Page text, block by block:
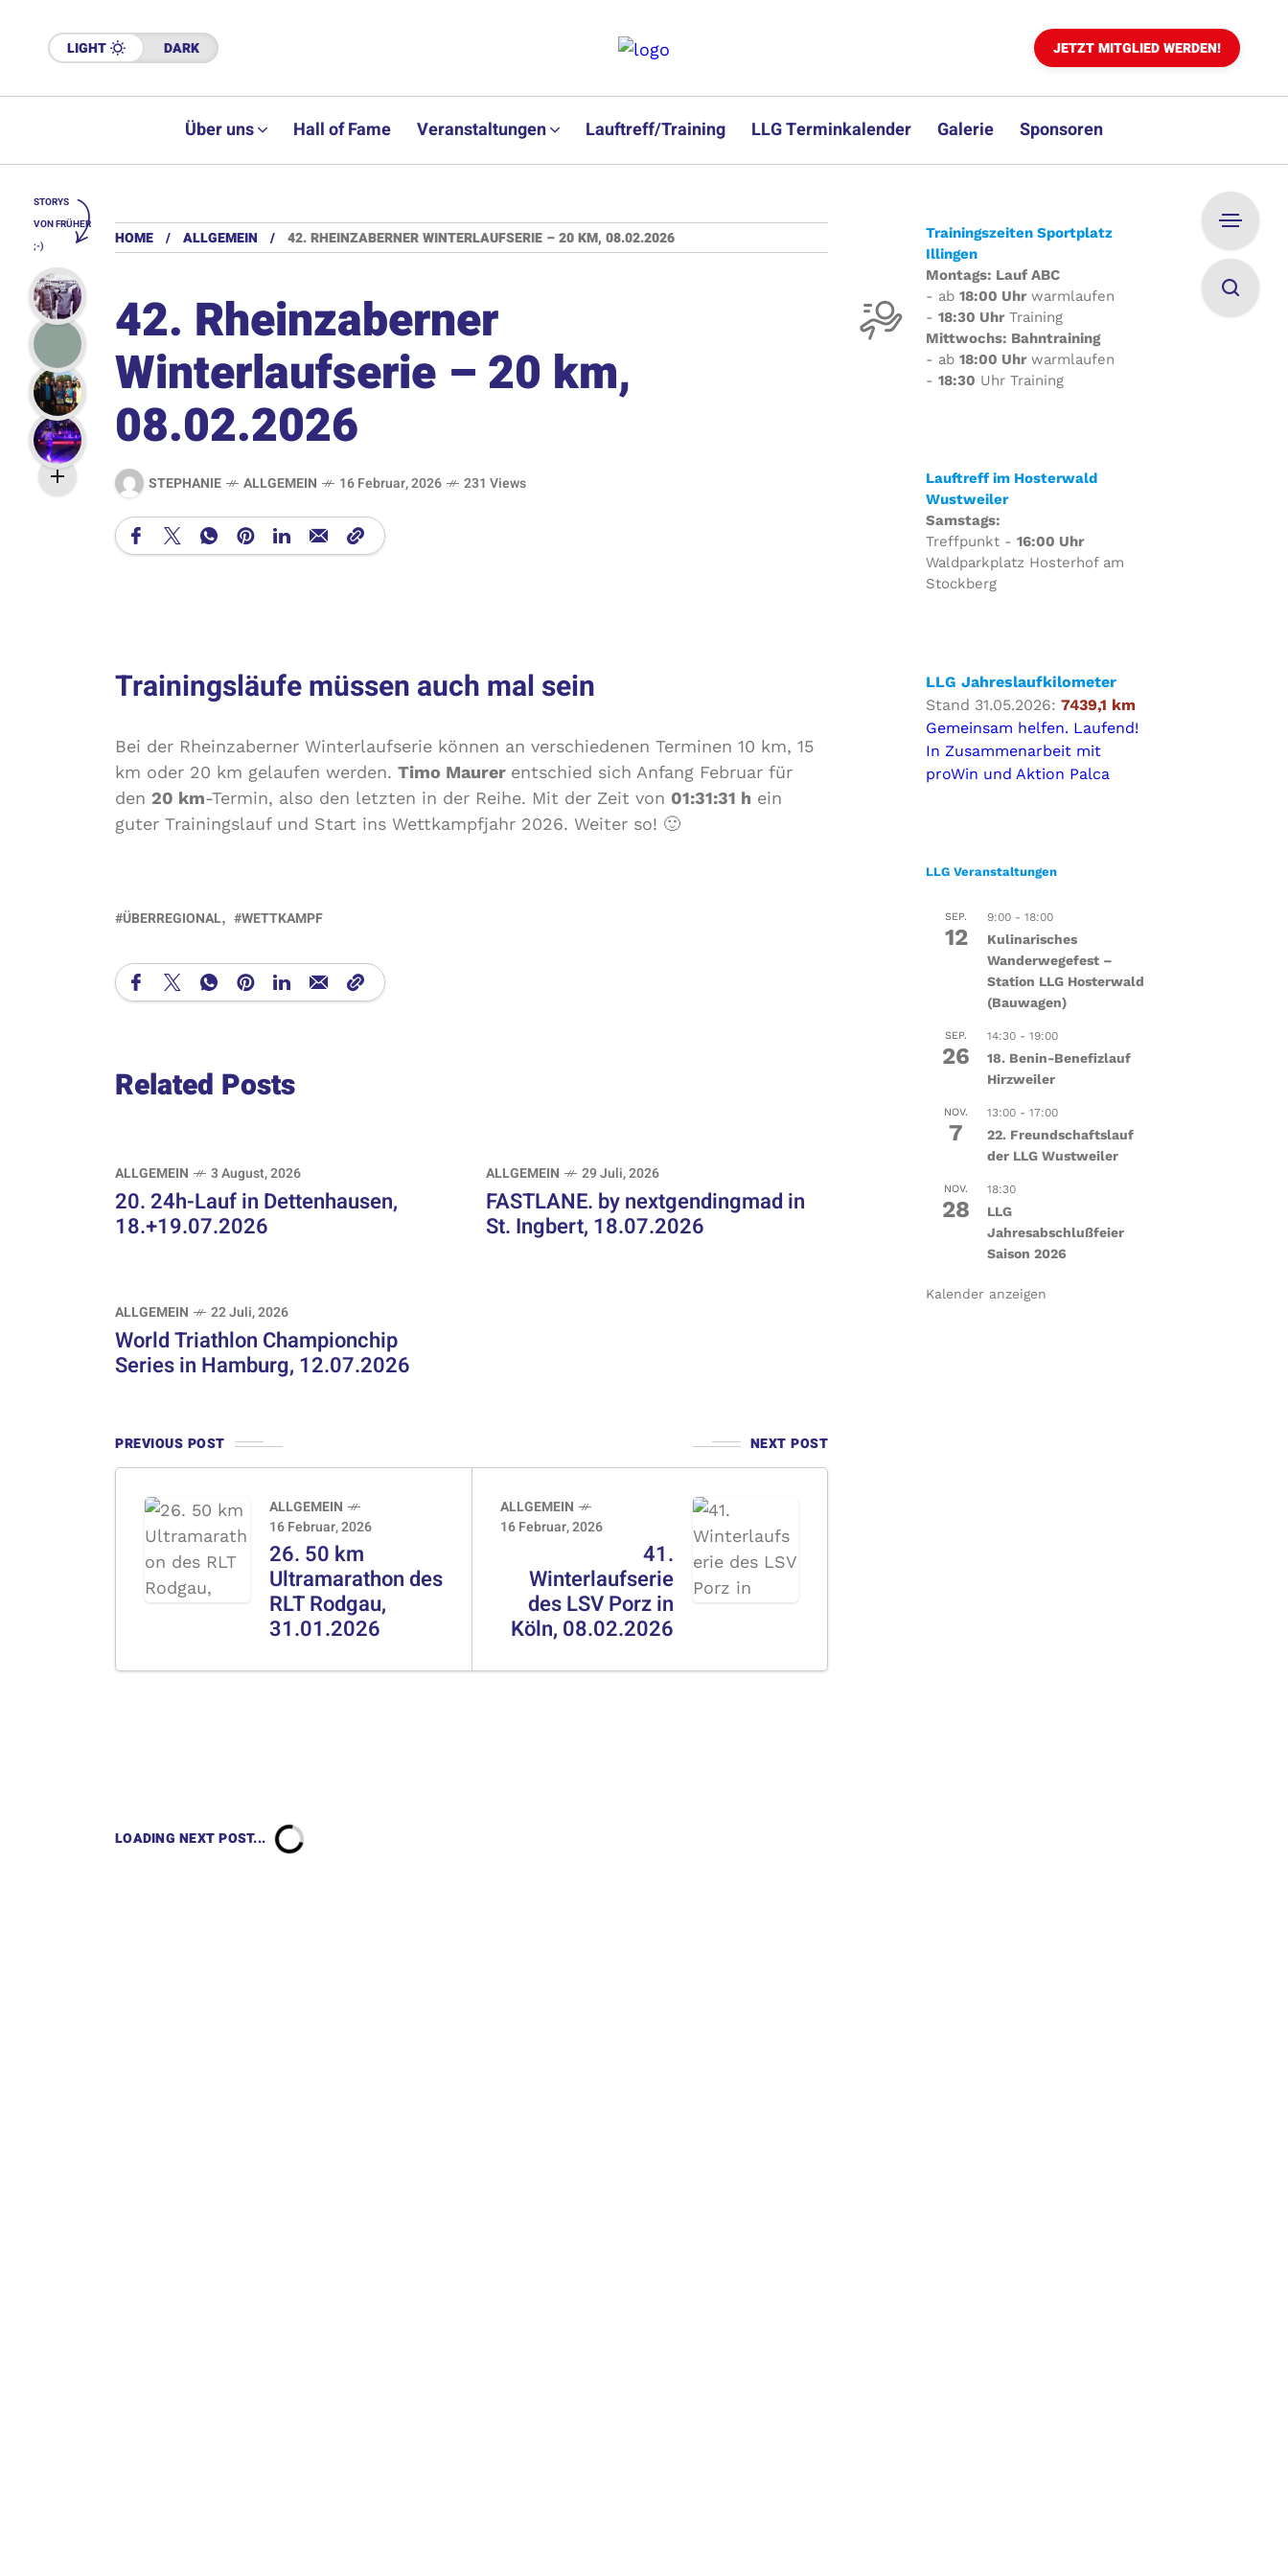
LIGHT DARK JETZT MITGLIED WERDEN!
Über uns Hall of Fame Veranstaltungen Lauftreff/Training LLG Terminkalender Galerie Sponsoren
HOME ALLGEMEIN 42. RHEINZABERNER WINTERLAUFSERIE – 20 KM, 08.02.2026
42. Rheinzaberner
Winterlaufserie – 20 km,
08.02.2026
STEPHANIE ALLGEMEIN 16 Februar, 2026 231 Views
Trainingsläufe müssen auch mal sein
Bei der Rheinzaberner Winterlaufserie können an verschiedenen Terminen 10 km, 15
km oder 20 km gelaufen werden. Timo Maurer entschied sich Anfang Februar für
den 20 km-Termin, also den letzten in der Reihe. Mit der Zeit von 01:31:31 h ein
guter Trainingslauf und Start ins Wettkampfjahr 2026. Weiter so! 🙂
ÜBERREGIONAL WETTKAMPF
Related Posts
ALLGEMEIN 3 August, 2026
20. 24h-Lauf in Dettenhausen,
18.+19.07.2026
ALLGEMEIN 29 Juli, 2026
FASTLANE. by nextgendingmad in
St. Ingbert, 18.07.2026
ALLGEMEIN 22 Juli, 2026
World Triathlon Championchip
Series in Hamburg, 12.07.2026
PREVIOUS POST NEXT POST
ALLGEMEIN
16 Februar, 2026
26. 50 km
Ultramarathon des
RLT Rodgau,
31.01.2026
ALLGEMEIN
16 Februar, 2026
41.
Winterlaufserie
des LSV Porz in
Köln, 08.02.2026
Trainingszeiten Sportplatz
Illingen
Montags: Lauf ABC
- ab 18:00 Uhrwarmlaufen
- 18:30 UhrTraining
Mittwochs: Bahntraining
- ab 18:00 Uhrwarmlaufen
- 18:30 Uhr Training
Lauftreff im Hosterwald
Wustweiler
Samstags:
Treffpunkt - 16:00 Uhr
Waldparkplatz Hosterhof am
Stockberg
LLG Jahreslaufkilometer
Stand 31.05.2026: 7439,1 km
Gemeinsam helfen. Laufend!
In Zusammenarbeit mit
proWin und Aktion Palca
LLG Veranstaltungen
SEP.
12
9:00- 18:00
Kulinarisches
Wanderwegefest –
Station LLG Hosterwald
(Bauwagen)
SEP.
26
14:30- 19:00
18. Benin-Benefizlauf
Hirzweiler
NOV.
7
13:00- 17:00
22. Freundschaftslauf
der LLG Wustweiler
NOV.
28
18:30
LLG
Jahresabschlußfeier
Saison 2026
Kalender anzeigen
LOADING NEXT POST...
STORYS
VON FRÜHER
;-)